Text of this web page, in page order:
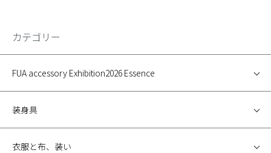
カテゴリー
FUA accessory Exhibition2026 Essence
装身具
衣服と布、装い